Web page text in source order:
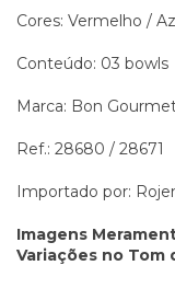
Cores: Vermelho /
Conteúdo: 03 bowls
Marca: Bon
Ref.: 28680 / 28671
Importado por:
Imagens
Variações no Tom